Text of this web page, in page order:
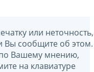
или неточность,
Вы сообщите об этом.
по Вашему мнению,
на клавиатуре